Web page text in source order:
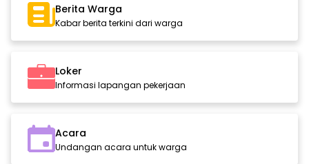
Berita Warga
Kabar berita terkini dari warga
Loker
Informasi lapangan pekerjaan
Acara
Undangan acara untuk warga